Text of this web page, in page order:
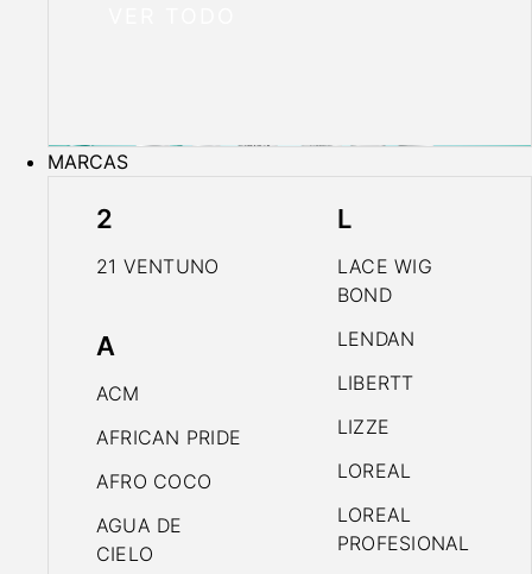
MARCAS
2
21 VENTUNO
A
ACM
AFRICAN PRIDE
AFRO COCO
AGUA DE
CIELO
L
LACE WIG
BOND
LENDAN
LIBERTT
LIZZE
LOREAL
LOREAL
PROFESIONAL